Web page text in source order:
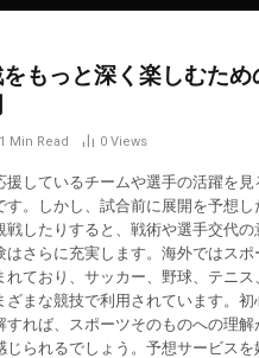
もっと深く楽しむため
1 Min Read 0 Views
援しているチームや選手の活躍を見
す。しかし、試合前に展開を予想し
戦したりすると、戦術や選手交代の
はさらに充実します。海外ではスポ
れており、サッカー、野球、テニス
ざまな競技で利用されています。
れば、スポーツそのものへの理解
じられるでしょう。予想サービスを